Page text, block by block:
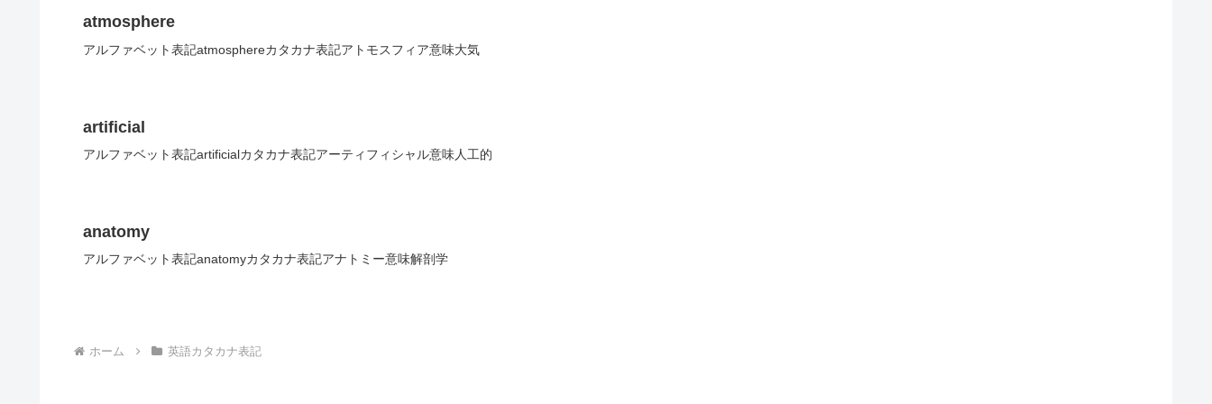
atmosphere
アルファベット表記atmosphereカタカナ表記アトモスフィア意味大気
artificial
アルファベット表記artificialカタカナ表記アーティフィシャル意味人工的
anatomy
アルファベット表記anatomyカタカナ表記アナトミー意味解剖学
ホーム 英語カタカナ表記